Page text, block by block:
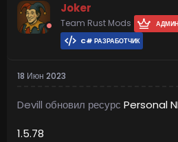
Joker
Team Rust Mods
C# РАЗРАБОТЧИК
18 Июн 2023
Devill обновил ресурс Personal
1.5.78